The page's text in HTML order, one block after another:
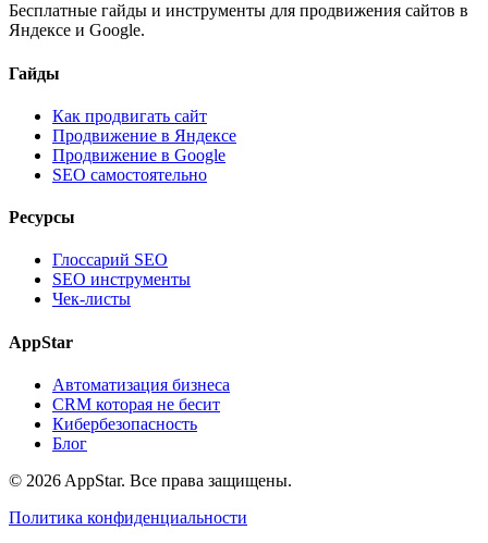
Бесплатные гайды и инструменты для продвижения сайтов в
Яндексе и Google.
Гайды
Как продвигать сайт
Продвижение в Яндексе
Продвижение в Google
SEO самостоятельно
Ресурсы
Глоссарий SEO
SEO инструменты
Чек-листы
AppStar
Автоматизация бизнеса
CRM которая не бесит
Кибербезопасность
Блог
© 2026 AppStar. Все права защищены.
Политика конфиденциальности